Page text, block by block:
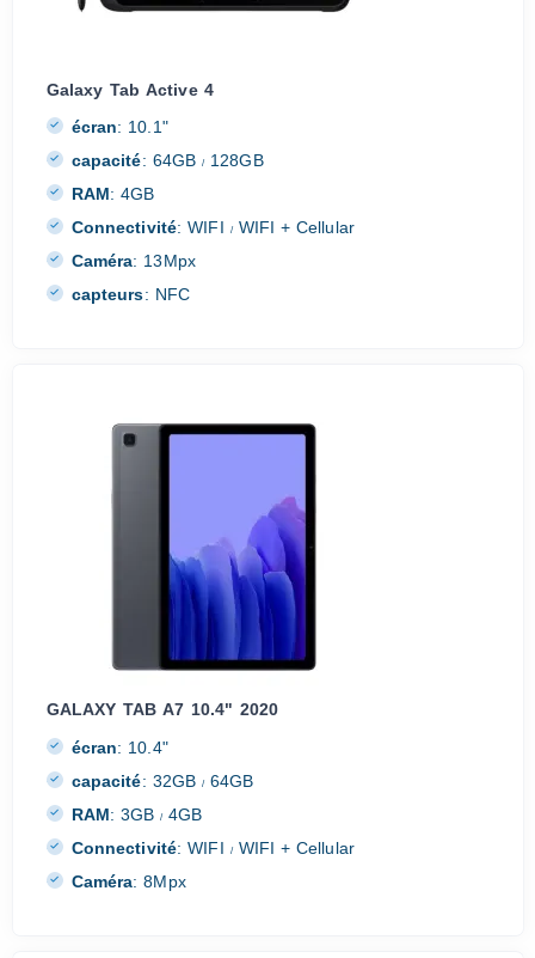
Galaxy Tab Active 4
écran: 10.1"
capacité: 64GB/ 128GB
RAM: 4GB
Connectivité: WIFI /WIFI + Cellular
Caméra: 13Mpx
capteurs: NFC
GALAXY TAB A7 10.4" 2020
écran: 10.4"
capacité: 32GB/ 64GB
RAM: 3GB/ 4GB
Connectivité: WIFI /WIFI + Cellular
Caméra: 8Mpx